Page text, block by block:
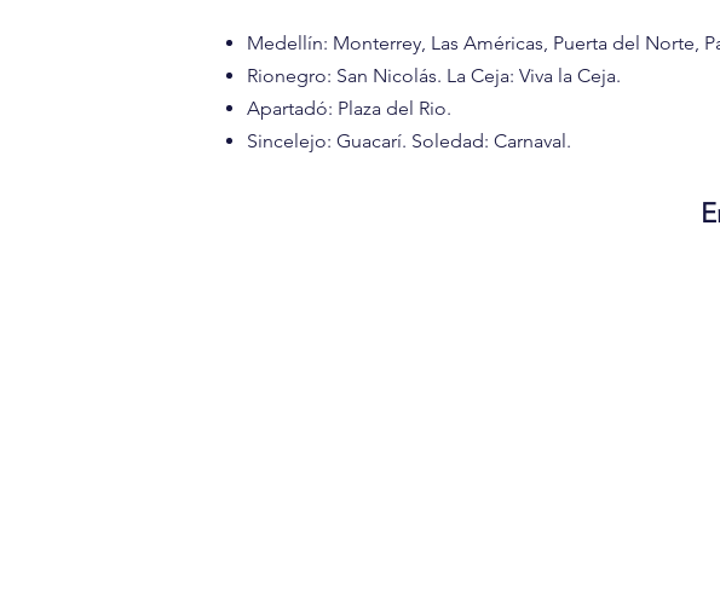
Medellín: Monterrey, Las Américas, Puerta del Norte,
Rionegro: San Nicolás. La Ceja: Viva la Ceja.
Apartadó: Plaza del Rio.
Sincelejo: Guacarí. Soledad: Carnaval.